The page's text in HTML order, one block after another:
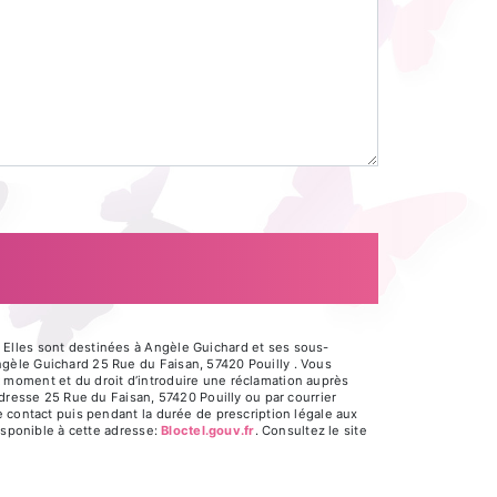
sont destinées à Angèle Guichard et ses sous-
Guichard 25 Rue du Faisan, 57420 Pouilly . Vous
et du droit d’introduire une réclamation auprès
25 Rue du Faisan, 57420 Pouilly ou par courrier
puis pendant la durée de prescription légale aux
à cette adresse:Bloctel.gouv.fr. Consultez le site